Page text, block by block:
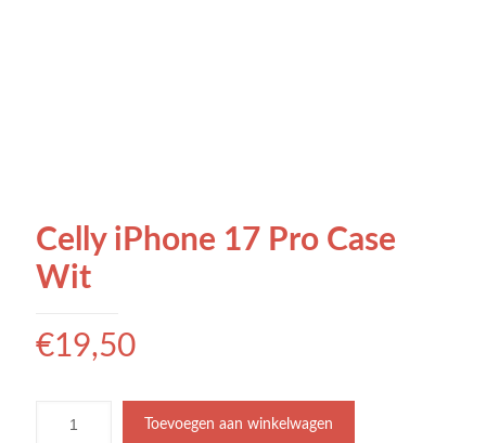
Celly iPhone 17 Pro Case
Wit
€19,50
Toevoegen aan winkelwagen